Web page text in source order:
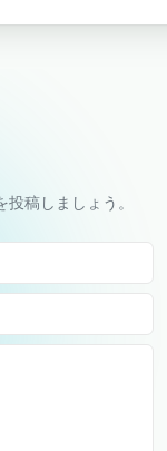
稿しましょう。